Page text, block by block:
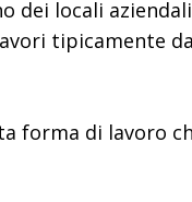
dei locali
tipicamente
forma di lavoro